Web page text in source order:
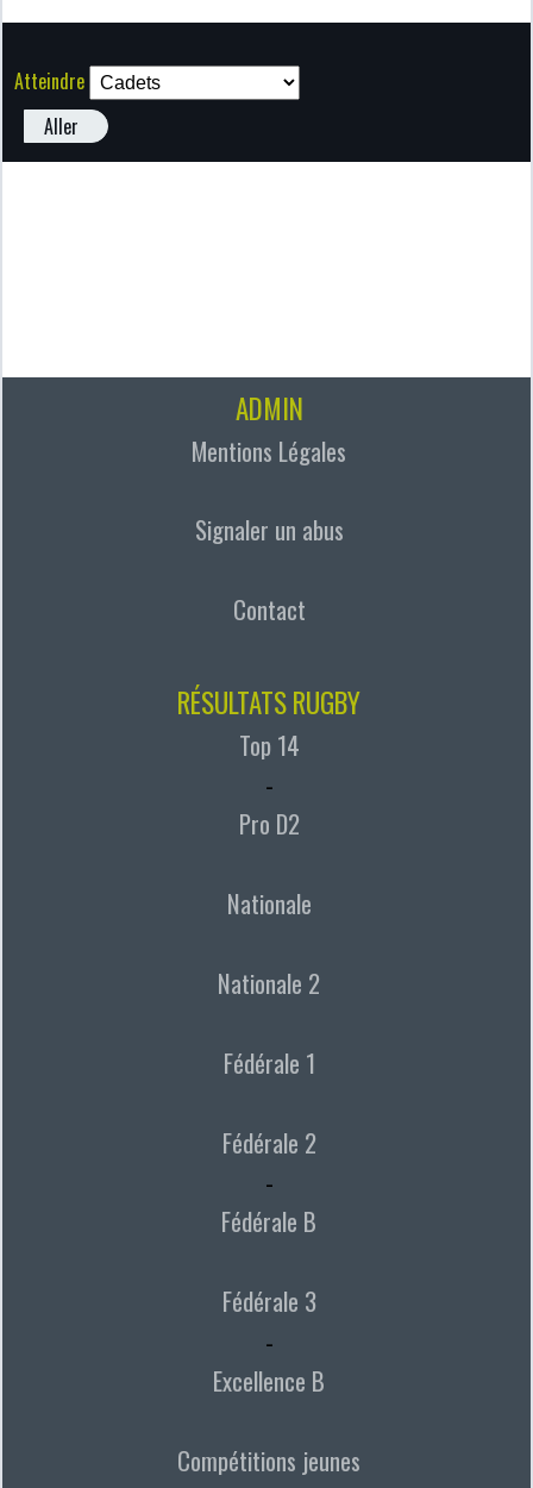
Atteindre
Aller
ADMIN
Mentions Légales
Signaler un abus
Contact
RÉSULTATS RUGBY
Top 14
-
Pro D2
Nationale
Nationale 2
Fédérale 1
Fédérale 2
-
Fédérale B
Fédérale 3
-
Excellence B
Compétitions jeunes